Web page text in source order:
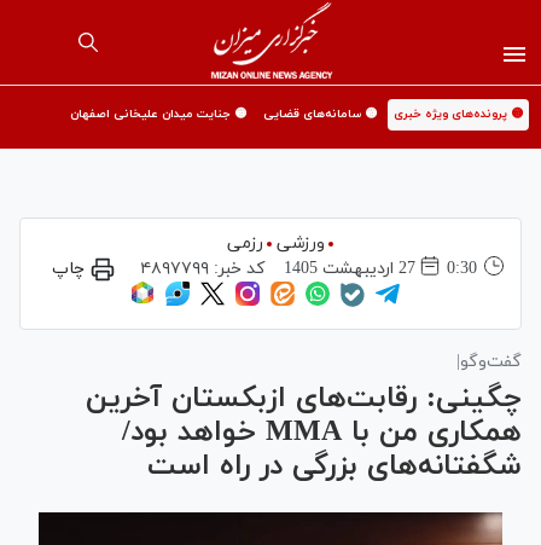
🟡 پرونده‌های ویژه خبری 🟡 سامانه‌های قضایی 🟡 جنایت میدان علیخانی اصفهان
ورزشی
رزمی
0:30
27 ارديبهشت 1405 کد خبر: ۴۸۹۷۷۹۹ چاپ
گفت‌و‌گو|
چگینی: رقابت‌های ازبکستان آخرین
همکاری من با MMA خواهد بود/
شگفتانه‌های بزرگی در راه است